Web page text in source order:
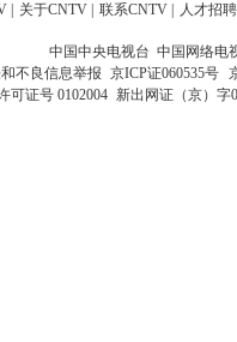
关于CNTV 联系CNTV 人才招聘
中国中央电视台 中国网络电
不良信息举报 京ICP证060535号
可证号 0102004 新出网证（京）